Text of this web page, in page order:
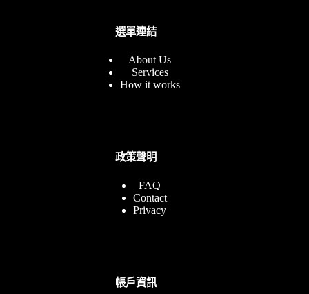
選單連結
About Us
Services
How it works
政策聲明
FAQ
Contact
Privacy
帳戶資訊